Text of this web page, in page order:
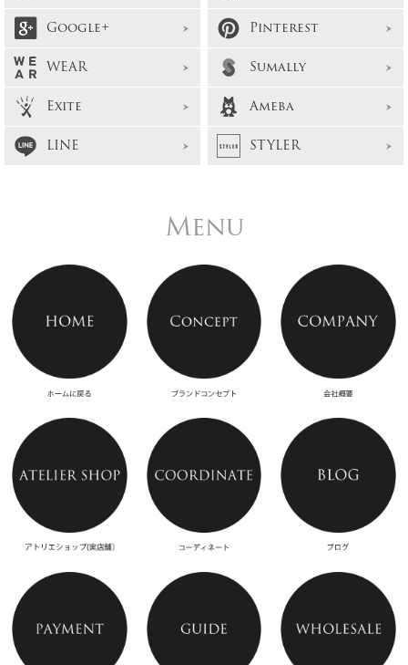
Google+
Pinterest
WEAR
Sumally
Exite
Ameba
LINE
STYLER
Menu